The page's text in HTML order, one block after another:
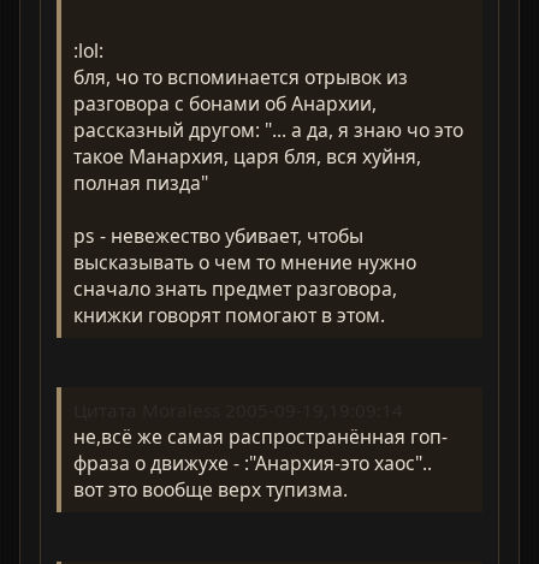
:lol:
бля, чо то вспоминается отрывок из
разговора с бонами об Анархии,
рассказный другом: "... а да, я знаю чо это
такое Манархия, царя бля, вся хуйня,
полная пизда"
ps - невежество убивает, чтобы
высказывать о чем то мнение нужно
сначало знать предмет разговора,
книжки говорят помогают в этом.
не,всё же самая распространённая гоп-
фраза о движухе - :"Анархия-это хаос"..
вот это вообще верх тупизма.